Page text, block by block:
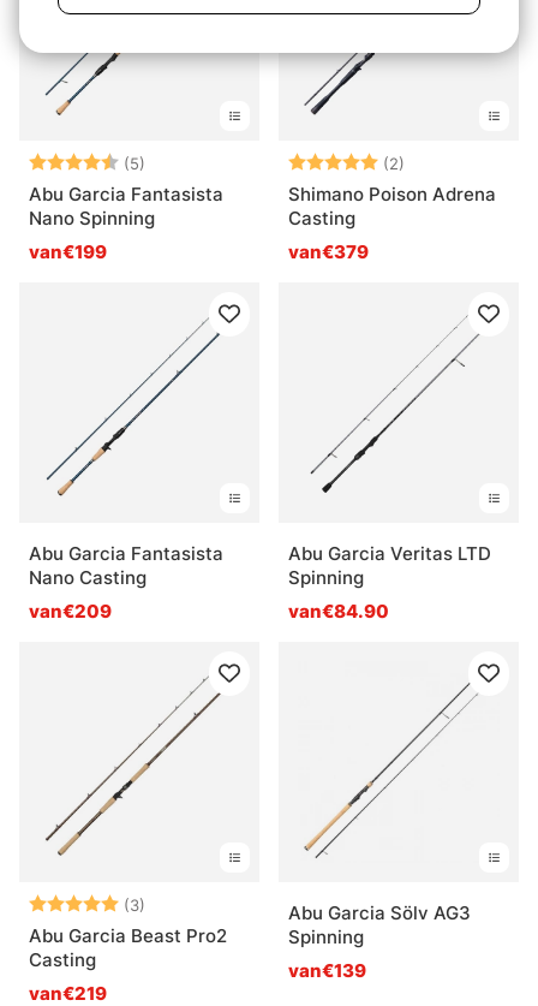
Beoordeling:
(5)
Abu Garcia Fantasista
Nano Spinning
van€199
Beoordeling:
(2)
Shimano Poison Adrena
Casting
van€379
Abu Garcia Fantasista
Nano Casting
van€209
Abu Garcia Veritas LTD
Spinning
van€84.90
Beoordeling:
(3)
Abu Garcia Beast Pro2
Casting
van€219
Abu Garcia Sölv AG3
Spinning
van€139